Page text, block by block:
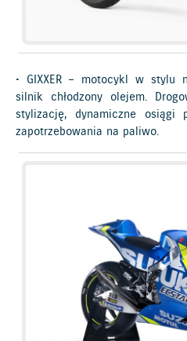
• GIXXER – motocykl w stylu
silnik chłodzony olejem.
stylizację, dynamiczne osiągi
zapotrzebowania na paliwo.